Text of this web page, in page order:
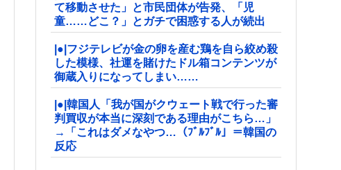
て移動させた」と市民団体が告発、「児
童……どこ？」とガチで困惑する人が続出
|●|フジテレビが金の卵を産む鶏を自ら絞め殺
した模様、社運を賭けたドル箱コンテンツが
御蔵入りになってしまい……
|●|韓国人「我が国がクウェート戦で行った審
判買収が本当に深刻である理由がこちら…」
→「これはダメなやつ…（ﾌﾞﾙﾌﾞﾙ」＝韓国の
反応